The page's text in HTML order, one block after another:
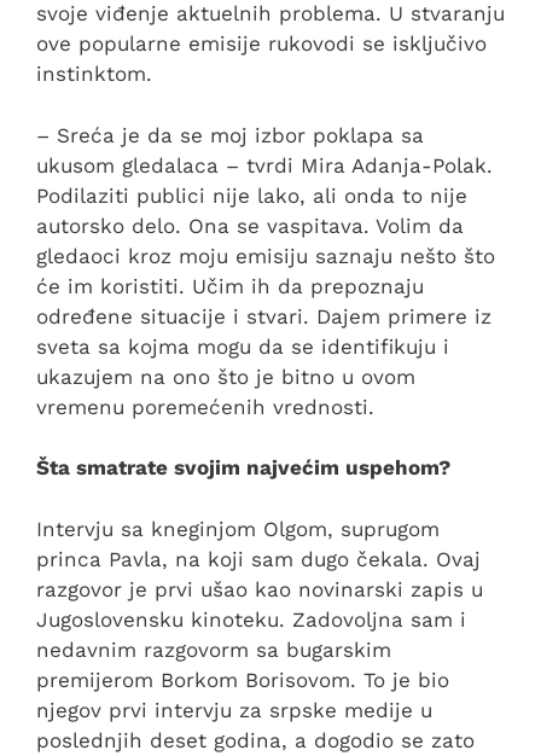
svoje viđenje aktuelnih problema. U stvaranju
ove popularne emisije rukovodi se isključivo
instinktom.
– Sreća je da se moj izbor poklapa sa
ukusom gledalaca – tvrdi Mira Adanja-Polak.
Podilaziti publici nije lako, ali onda to nije
autorsko delo. Ona se vaspitava. Volim da
gledaoci kroz moju emisiju saznaju nešto što
će im koristiti. Učim ih da prepoznaju
određene situacije i stvari. Dajem primere iz
sveta sa kojma mogu da se identifikuju i
ukazujem na ono što je bitno u ovom
vremenu poremećenih vrednosti.
Šta smatrate svojim najvećim uspehom?
Intervju sa kneginjom Olgom, suprugom
princa Pavla, na koji sam dugo čekala. Ovaj
razgovor je prvi ušao kao novinarski zapis u
Jugoslovensku kinoteku. Zadovoljna sam i
nedavnim razgovorm sa bugarskim
premijerom Borkom Borisovom. To je bio
njegov prvi intervju za srpske medije u
poslednjih deset godina, a dogodio se zato